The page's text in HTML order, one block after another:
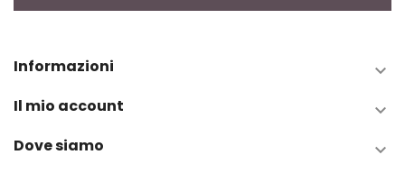
Informazioni 
Il mio account 
Dove siamo 